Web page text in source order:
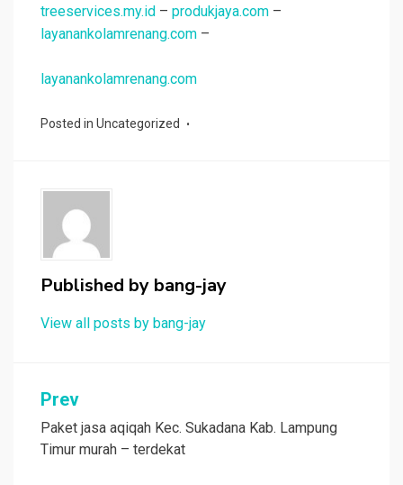
treeservices.my.id – produkjaya.com –
layanankolamrenang.com –
layanankolamrenang.com
Posted in Uncategorized
Published by bang-jay
View all posts by bang-jay
Post
navigation
Prev
Paket jasa aqiqah Kec. Sukadana Kab. Lampung
Timur murah – terdekat